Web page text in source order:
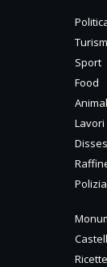
Sport
Food
Lavori